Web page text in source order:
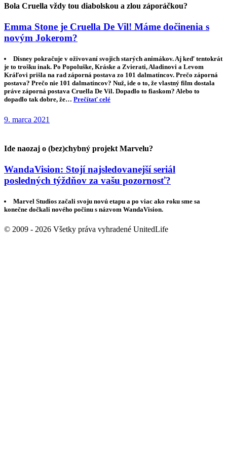
Bola Cruella vždy tou diabolskou a zlou záporáčkou?
Emma Stone je Cruella De Vil! Máme dočinenia s
novým Jokerom?
Disney pokračuje v oživovaní svojich starých animákov. Aj keď tentokrát
je to trošku inak. Po Popoluške, Kráske a Zvierati, Aladinovi a Levom
Kráľovi prišla na rad záporná postava zo 101 dalmatíncov. Prečo záporná
postava? Prečo nie 101 dalmatíncov? Nuž, ide o to, že vlastný film dostala
práve záporná postava Cruella De Vil. Dopadlo to fiaskom? Alebo to
dopadlo tak dobre, že… Prečítať celé
9. marca 2021
Ide naozaj o (bez)chybný projekt Marvelu?
WandaVision: Stojí najsledovanejší seriál
posledných týždňov za vašu pozornosť?
Marvel Studios začali svoju novú etapu a po viac ako roku sme sa
konečne dočkali nového počinu s názvom WandaVision.
© 2009 - 2026 Všetky práva vyhradené UnitedLife